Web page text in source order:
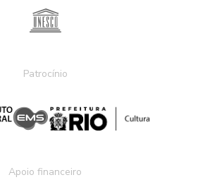
Patrocínio
Apoio financeiro